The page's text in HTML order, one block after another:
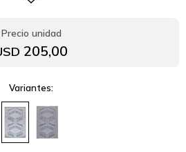
205,00
Variantes: